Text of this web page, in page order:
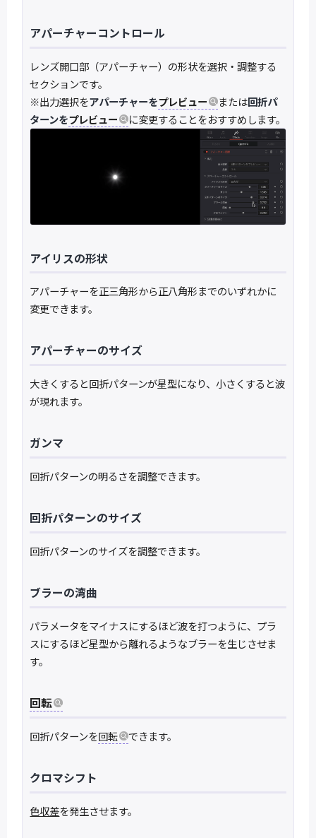
アパーチャーコントロール
レンズ開口部（アパーチャー）の形状を選択・調整する
セクションです。
※出力選択をアパーチャーをプレビュー または回折パ
ターンをプレビュー に変更することをおすすめします。
アイリスの形状
アパーチャーを正三角形から正八角形までのいずれかに
変更できます。
アパーチャーのサイズ
大きくすると回折パターンが星型になり、小さくすると波
が現れます。
ガンマ
回折パターンの明るさを調整できます。
回折パターンのサイズ
回折パターンのサイズを調整できます。
ブラーの湾曲
パラメータをマイナスにするほど波を打つように、プラ
スにするほど星型から離れるようなブラーを生じさせま
す。
回転
回折パターンを回転 できます。
クロマシフト
色収差を発生させます。